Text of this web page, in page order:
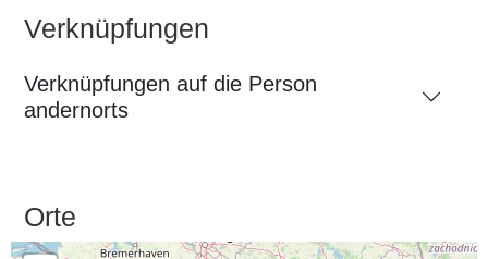
Verknüpfungen
Verknüpfungen auf die Person
andernorts
Orte